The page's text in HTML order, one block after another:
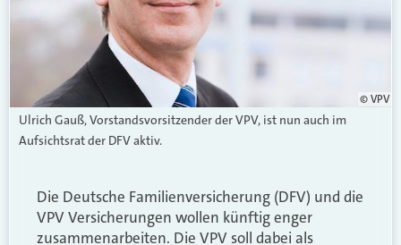
© VPV
Ulrich Gauß, Vorstandsvorsitzender der VPV, ist nun auch im
Aufsichtsrat der DFV aktiv.
Die Deutsche Familienversicherung (DFV) und die
VPV Versicherungen wollen künftig enger
zusammenarbeiten. Die VPV soll dabei als